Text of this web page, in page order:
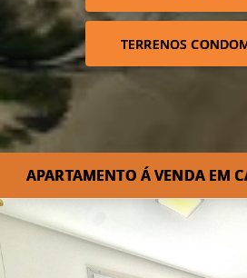
TERRENOS
APARTAMENTO Á VENDA EM